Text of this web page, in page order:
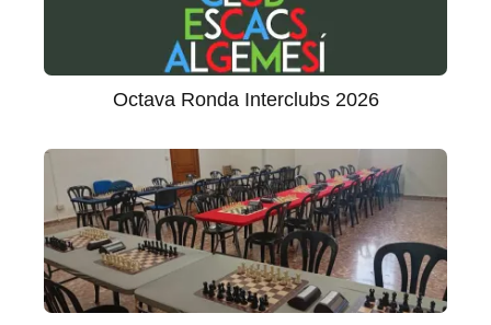
Octava Ronda Interclubs 2026